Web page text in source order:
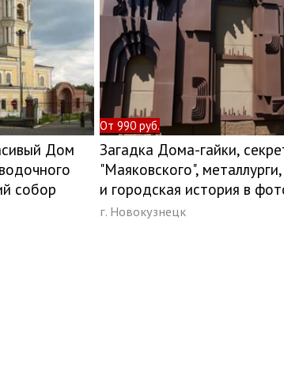
Дом
собор
От 990 руб.
Загадка Дома-гайки,
"Маяковского",
и городская история в
г. Новокузнецк